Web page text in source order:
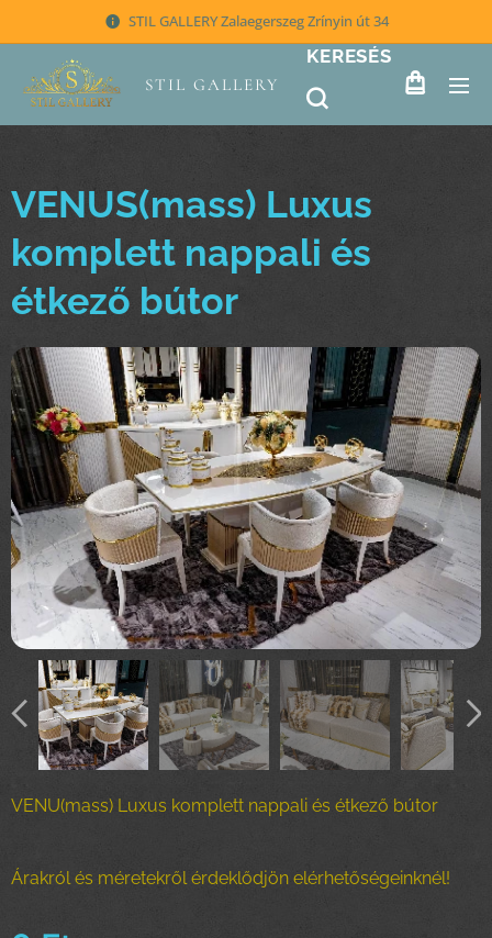
STIL GALLERY Zalaegerszeg Zrínyin út 34
STIL GALLERY
KERESÉS
VENUS(mass) Luxus
komplett nappali és
étkező bútor
VENU(mass) Luxus komplett nappali és étkező bútor
Árakról és méretekről érdeklődjön elérhetőségeinknél!